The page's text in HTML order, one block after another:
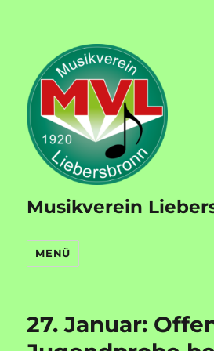
Musikverein
MENÜ
27. Januar: